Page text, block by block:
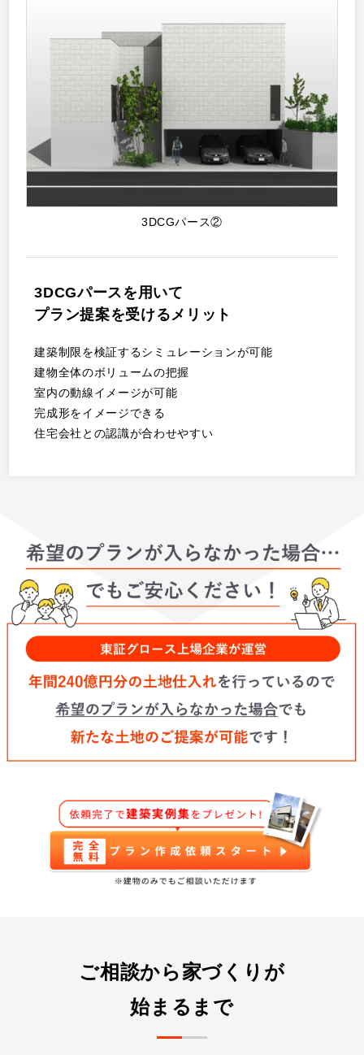
3DCGパース②
3DCGパースを用いて
プラン提案を受けるメリット
建築制限を検証するシミュレーションが可能
建物全体のボリュームの把握
室内の動線イメージが可能
完成形をイメージできる
住宅会社との認識が合わせやすい
ご相談から家づくりが
始まるまで